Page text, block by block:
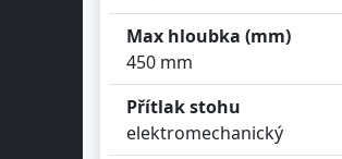
Max hloubka (mm)
450 mm
Přítlak stohu
elektromechanický